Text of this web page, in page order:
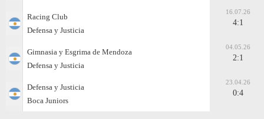
Racing Club
Defensa y Justicia
16.07.26
4:1
Gimnasia y Esgrima de Mendoza
Defensa y Justicia
04.05.26
2:1
Defensa y Justicia
Boca Juniors
23.04.26
0:4